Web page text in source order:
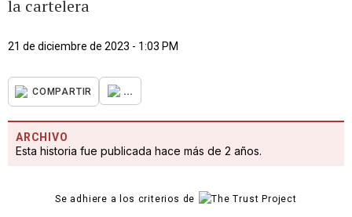
la cartelera
21 de diciembre de 2023 - 1:03 PM
COMPARTIR ...
ARCHIVO
Esta historia fue publicada hace más de 2 años.
Se adhiere a los criterios de